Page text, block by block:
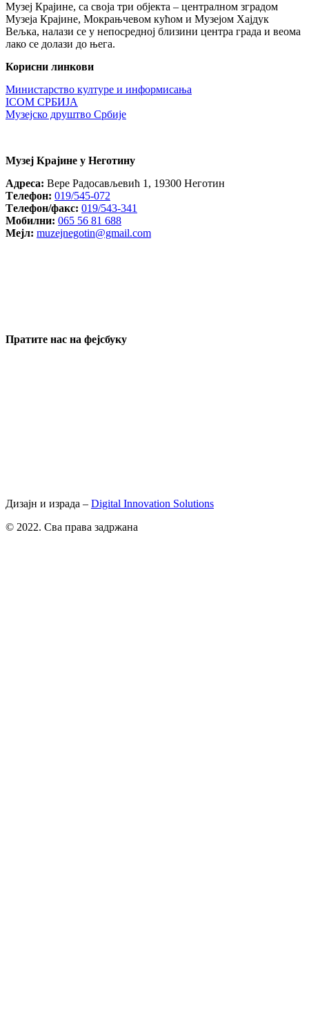
Музеј Крајине, са своја три објекта – централном зградом
Музеја Крајине, Мокрањчевом кућом и Музејом Хајдук
Вељка, налази се у непосредној близини центра града и веома
лако се долази до њега.
Корисни линкови
Министарство културе и информисања
ICOM СРБИЈА
Музејско друштво Србије
Музеј Крајине у Неготину
Aдреса: Вере Радосављевић 1, 19300 Неготин
Tелефон: 019/545-072
Tелефон/факс: 019/543-341
Mобилни: 065 56 81 688
Mејл: muzejnegotin@gmail.com
Пратите нас на фејсбуку
Дизајн и израда – Digital Innovation Solutions
© 2022. Сва права задржана